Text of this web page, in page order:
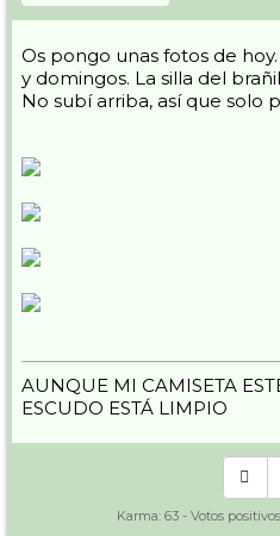
Os pongo unas fotos de
y domingos. La silla del
No subí arriba, así que solo
AUNQUE MI CAMISETA
ESCUDO ESTÁ LIMPIO
Karma: 63 - Votos